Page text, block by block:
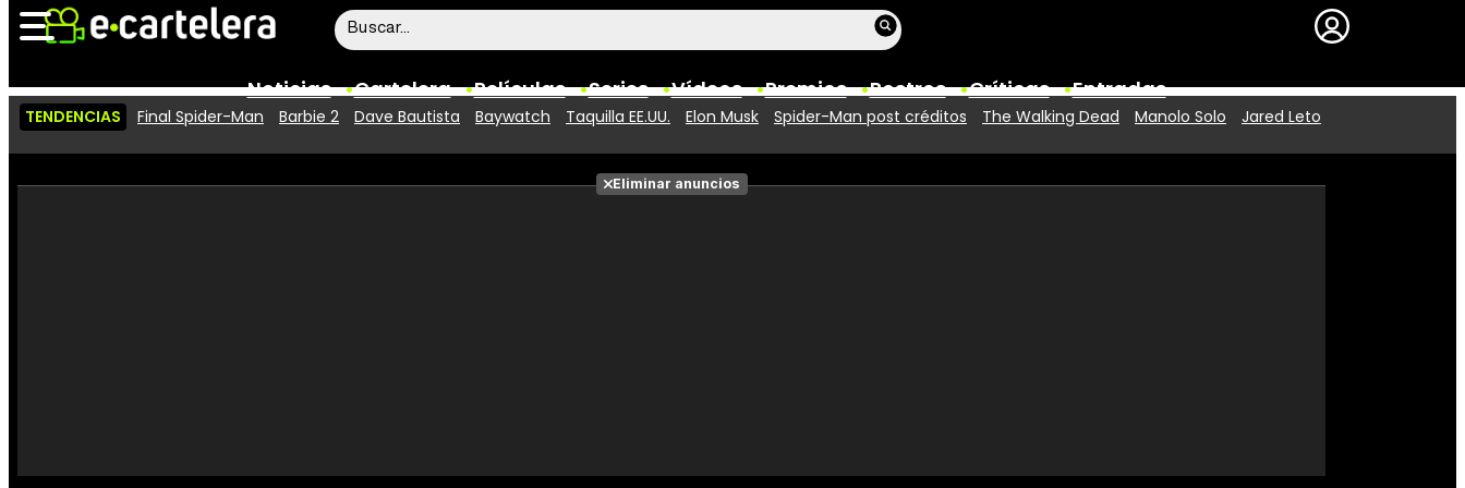
Noticias Cartelera Películas Series Vídeos Premios Rostros Críticas Entradas
Vídeos
Taquilla Fotos
Premios
TENDENCIAS Final Spider-Man Barbie 2 Dave Bautista Baywatch Taquilla EE.UU. Elon Musk Spider-Man post créditos The Walking Dead Manolo Solo Jared Leto
Eliminar anuncios